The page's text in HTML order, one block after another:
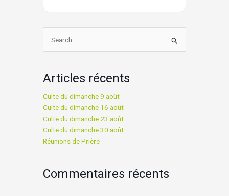
Rechercher :
Articles récents
Culte du dimanche 9 août
Culte du dimanche 16 août
Culte du dimanche 23 août
Culte du dimanche 30 août
Réunions de Prière
Commentaires récents